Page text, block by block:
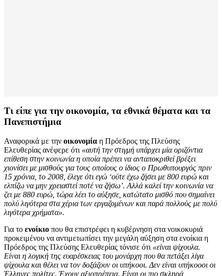
Τι είπε για την οικονομία, τα εθνικά θέματα και τα
Πανεπιστήμια
Αναφορικά με την οικονομία η Πρόεδρος της Πλεύσης
Ελευθερίας ανέφερε ότι «αυτή την στιγμή υπάρχει μία οριζόντια
επίθεση στην κοινωνία η οποία πρέπει να ανταποκριθεί βρέξει
χιονίσει με μισθούς για τους οποίους ο ίδιος ο Πρωθυπουργός πριν
15 χρόνια, το 2008, έλεγε ότι εγώ ‘ούτε έχω ζήσει με 800 ευρώ και
ελπίζω να μην χρειαστεί ποτέ να ζήσω’. Αλλά καλεί την κοινωνία να
ζει με 880 ευρώ, τώρα λέει το αύξησε, κατώτατο μισθό που σημαίνει
πολύ λιγότερα στα χέρια των εργαζομένων και παρά πολλούς με πολύ
λιγότερα χρήματα».
Για το ενοίκιο που θα επιστρέφει η κυβέρνηση στα νοικοκυριά
προκειμένου να αντιμετωπίσει την μεγάλη αύξηση στα ενοίκια η
Πρόεδρος της Πλεύσης Ελευθερίας τόνισε ότι «είναι ψίχουλα.
Είναι η λογική της ευαρέσκειας του μονάρχη που θα πετάξει λίγα
ψίχουλα και θέλει να τον δοξάζουν οι υπήκοοι. Δεν είναι υπήκοοοι οι
Έλληνες πολίτες. Έχουν αξιοπρέπεια. Είναι οι πιο σκληρά